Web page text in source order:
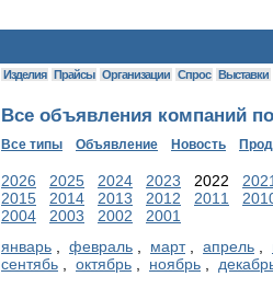
Изделия Прайсы Организации Спрос Выставки
Все объявления компаний
Все типы Объявление Новость
2026 2025 2024 2023 2022
2015
2014 2013 2012 2011
2004
2003 2002
2001
январь , февраль , март, апрель ,
сентябь , октябрь , ноябрь ,